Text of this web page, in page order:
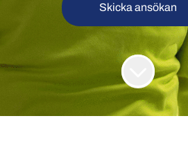
Skicka ansökan